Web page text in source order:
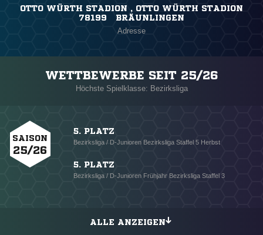
OTTO WÜRTH STADION , OTTO WÜRTH STADION
78199 BRÄUNLINGEN
Adresse
WETTBEWERBE SEIT 25/26
Höchste Spielklasse: Bezirksliga
SAISON
25/26
5. PLATZ
Bezirksliga / D-Junioren Bezirksliga Staffel 5 Herbst
5. PLATZ
Bezirksliga / D-Junioren Frühjahr Bezirksliga Staffel 3
ALLE ANZEIGEN